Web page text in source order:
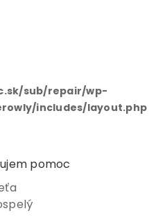
sub/repair/wp-
includes/layout.php
pomoc